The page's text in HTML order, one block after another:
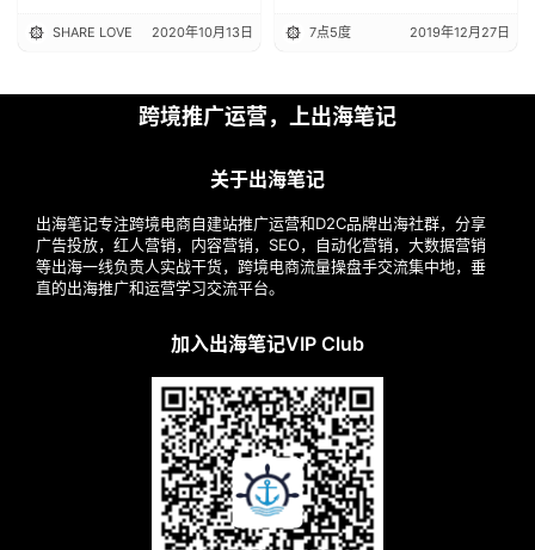
SHARE LOVE 2020年10月13日 7点5度 2019年12月27日
跨境推广运营，上出海笔记
关于出海笔记
出海笔记专注跨境电商自建站推广运营和D2C品牌出海社群，分享
广告投放，红人营销，内容营销，SEO，自动化营销，大数据营销
等出海一线负责人实战干货，跨境电商流量操盘手交流集中地，垂
直的出海推广和运营学习交流平台。
加入出海笔记VIP Club